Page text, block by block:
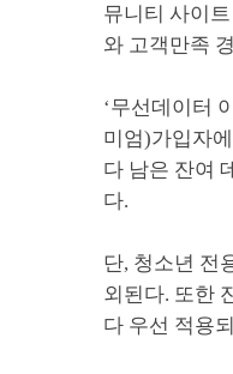
뮤니티 사이
와 고객만족
‘무선데이터
미엄)가입자
다 남은 잔여
다.
단, 청소년 전
외된다. 또한
다 우선 적용